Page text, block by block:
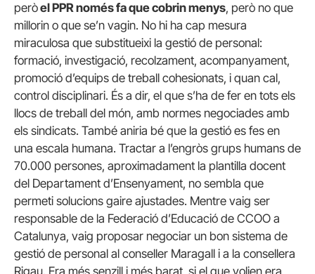
peròel PPR només fa que cobrin menys, però no que
millorin o que se’n vagin. No hi ha cap mesura
miraculosa que substitueixi la gestió de personal:
formació, investigació, recolzament, acompanyament,
promoció d’equips de treball cohesionats, i quan cal,
control disciplinari. És a dir, el que s’ha de fer en tots els
llocs de treball del món, amb normes negociades amb
els sindicats. També aniria bé que la gestió es fes en
una escala humana. Tractar a l’engròs grups humans de
70.000 persones, aproximadament la plantilla docent
del Departament d’Ensenyament, no sembla que
permeti solucions gaire ajustades. Mentre vaig ser
responsable de la Federació d’Educació de CCOO a
Catalunya, vaig proposar negociar un bon sistema de
gestió de personal al conseller Maragall i a la consellera